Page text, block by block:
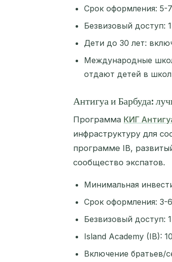
Срок оформления: 5-
Безвизовый доступ:
Дети до 30 лет:
Международные
отдают детей в
Антигуа и Барбуда:
Программа КИГ
инфраструктуру для
программе IB,
сообщество экспатов.
Минимальная
Срок оформления: 3-
Безвизовый доступ:
Island Academy (IB):
Включение братьев/